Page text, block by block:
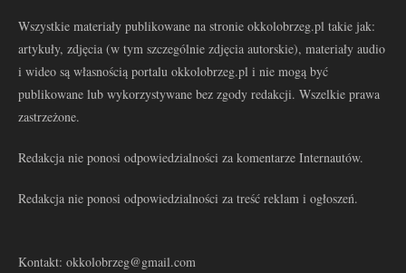
Wszystkie materiały publikowane na stronie okkolobrzeg.pl takie jak:
artykuły, zdjęcia (w tym szczególnie zdjęcia autorskie), materiały audio
i wideo są własnością portalu okkolobrzeg.pl i nie mogą być
publikowane lub wykorzystywane bez zgody redakcji. Wszelkie prawa
zastrzeżone.
Redakcja nie ponosi odpowiedzialności za komentarze Internautów.
Redakcja nie ponosi odpowiedzialności za treść reklam i ogłoszeń.
Kontakt: okkolobrzeg@gmail.com